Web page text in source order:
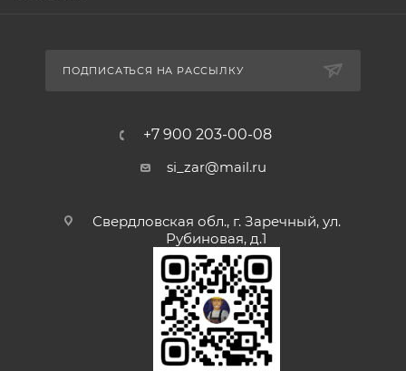
ПОДПИСАТЬСЯ НА РАССЫЛКУ
+7 900 203-00-08
si_zar@mail.ru
Свердловская обл., г. Заречный, ул.
Рубиновая, д.1